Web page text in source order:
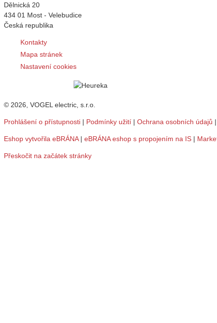
Dělnická 20
434 01 Most - Velebudice
Česká republika
Kontakty
Mapa stránek
Nastavení cookies
© 2026, VOGEL electric, s.r.o.
Prohlášení o přístupnosti | Podmínky užití | Ochrana osobních údajů
Eshop vytvořila eBRÁNA| eBRÁNA eshop s propojením na IS |
Přeskočit na začátek stránky